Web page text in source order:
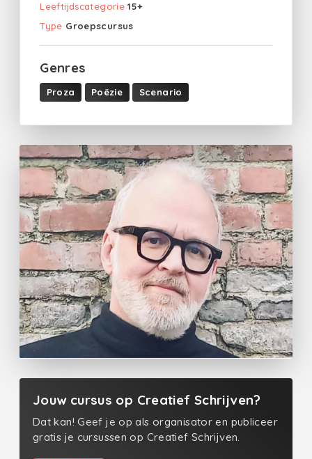
Leeftijdscategorie 15+
Type Groepscursus
Genres
Proza Poëzie Scenario
Jouw cursus op Creatief Schrijven?
Dat kan! Geef je op als organisator en publiceer
gratis je cursussen op Creatief Schrijven.